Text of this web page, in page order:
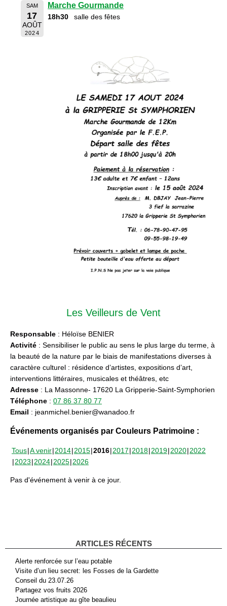
SAM
17
AOÛT
2024
Marche Gourmande
18h30 salle des fêtes
Les Veilleurs de Vent
Responsable : Héloïse BENIER
Activité : Sensibiliser le public au sens le plus large du terme, à
la beauté de la nature par le biais de manifestations diverses à
caractère culturel : résidence d’artistes, expositions d’art,
interventions littéraires, musicales et théâtres, etc
Adresse : La Massonne- 17620 La Gripperie-Saint-Symphorien
Téléphone : 07 86 37 80 77
Email : jeanmichel.benier@wanadoo.fr
Événements organisés par Couleurs Patrimoine :
Tous A venir 2014 2015 2016 2017 2018 2019 2020 2022
2023 2024 2025 2026
Pas d'événement à venir à ce jour.
ARTICLES RÉCENTS
Alerte renforcée sur l’eau potable
Visite d’un lieu secret: les Fosses de la Gardette
Conseil du 23.07.26
Partagez vos fruits 2026
Journée artistique au gîte beaulieu